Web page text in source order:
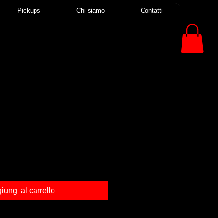
Pickups Chi siamo Contatti
al carrello